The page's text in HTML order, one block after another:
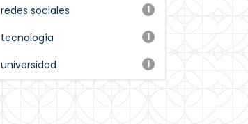
1
redes sociales
1
tecnología
1
universidad